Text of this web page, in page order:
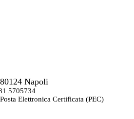
Napoli
5705734
Elettronica Certificata (PEC)